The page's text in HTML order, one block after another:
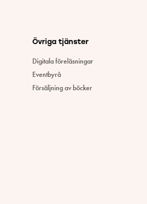
Övriga tjänster
Digitala föreläsningar
Eventbyrå
Försäljning av böcker